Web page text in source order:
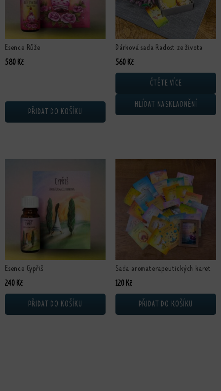
Esence Růže
580 Kč
PŘIDAT DO KOŠÍKU
Dárková sada Radost ze života
560 Kč
ČTĚTE VÍCE
HLÍDAT NASKLADNĚNÍ
Esence Cypřiš
240 Kč
PŘIDAT DO KOŠÍKU
Sada aromaterapeutických karet
120 Kč
PŘIDAT DO KOŠÍKU